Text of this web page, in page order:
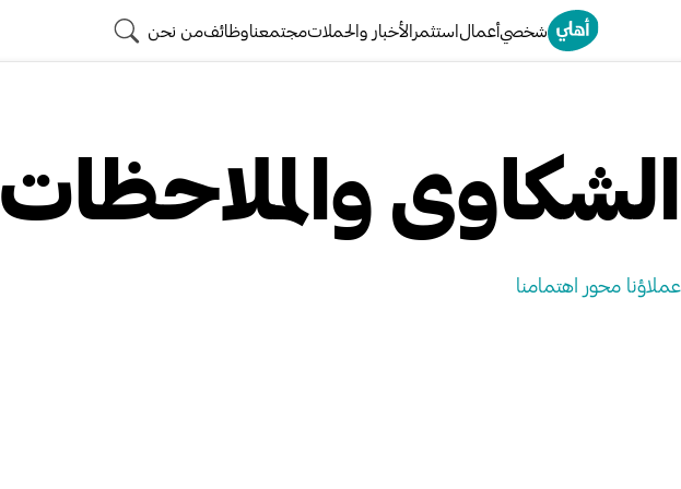
المحتوى
شخصيأعمالاستثمرالأخبار والحملاتمجتمعناوظائفمن نحن
الشكاوى والملاحظات
عملاؤنا محور اهتمامنا